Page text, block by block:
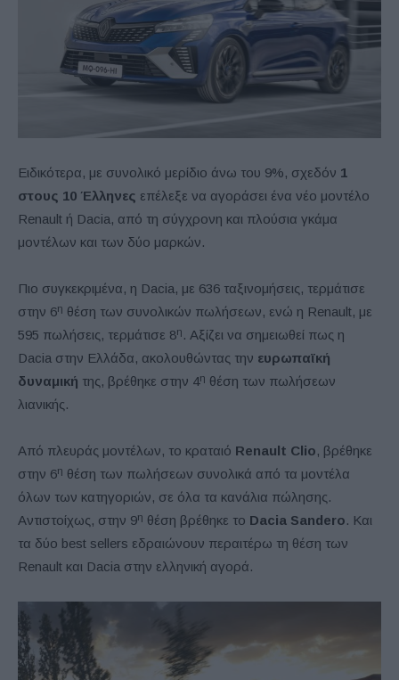
Ειδικότερα, με συνολικό μερίδιο άνω του 9%, σχεδόν 1
στους 10 Έλληνες επέλεξε να αγοράσει ένα νέο μοντέλο
Renault ή Dacia, από τη σύγχρονη και πλούσια γκάμα
μοντέλων και των δύο μαρκών.
Πιο συγκεκριμένα, η Dacia, με 636 ταξινομήσεις, τερμάτισε
στην 6η θέση των συνολικών πωλήσεων, ενώ η Renault, με
595 πωλήσεις, τερμάτισε 8η . Αξίζει να σημειωθεί πως η
Dacia στην Ελλάδα, ακολουθώντας την ευρωπαϊκή
δυναμική της, βρέθηκε στην 4η θέση των πωλήσεων
λιανικής.
Από πλευράς μοντέλων, το κραταιό Renault Clio, βρέθηκε
στην 6η θέση των πωλήσεων συνολικά από τα μοντέλα
όλων των κατηγοριών, σε όλα τα κανάλια πώλησης.
Αντιστοίχως, στην 9η θέση βρέθηκε το Dacia Sandero. Και
τα δύο best sellers εδραιώνουν περαιτέρω τη θέση των
Renault και Dacia στην ελληνική αγορά.